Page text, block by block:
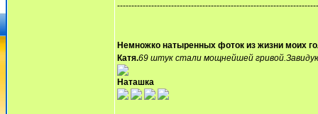
Немножко натыренных фоток из жизни моих
Катя.69 штук стали мощнейшей
Наташка